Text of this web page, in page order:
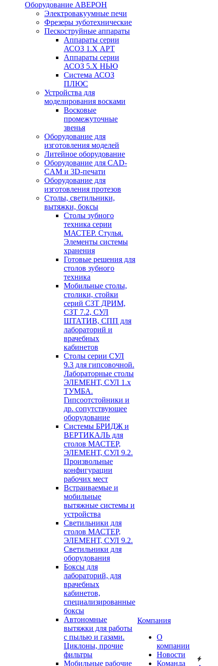
Оборудование АВЕРОН
Электровакуумные печи
Фрезеры зуботехнические
Пескоструйные аппараты
Аппараты серии
АСОЗ 1.Х АРТ
Аппараты серии
АСОЗ 5.Х НЬЮ
Система АСОЗ
ПЛЮС
Устройства для
моделирования восками
Восковые
промежуточные
звенья
Оборудование для
изготовления моделей
Литейное оборудование
Оборудование для CAD-
CAM и 3D-печати
Оборудование для
изготовления протезов
Cтолы, светильники,
вытяжки, боксы
Столы зубного
техника серии
МАСТЕР. Стулья.
Элементы системы
хранения
Готовые решения для
столов зубного
техника
Мобильные столы,
столики, стойки
серий СЗТ ДРИМ,
СЗТ 7.2, СУЛ
ШТАТИВ, СПП для
лабораторий и
врачебных
кабинетов
Столы серии СУЛ
9.3 для гипсовочной.
Лабораторные столы
ЭЛЕМЕНТ, СУЛ 1.х
ТУМБА.
Гипсоотстойники и
др. сопутствующее
оборудование
Системы БРИДЖ и
ВЕРТИКАЛЬ для
столов МАСТЕР,
ЭЛЕМЕНТ, СУЛ 9.2.
Произвольные
конфигурации
рабочих мест
Встраиваемые и
мобильные
вытяжные системы и
устройства
Светильники для
столов МАСТЕР,
ЭЛЕМЕНТ, СУЛ 9.2.
Светильники для
оборудования
Боксы для
лабораторий, для
врачебных
кабинетов,
специализированные
боксы
Автономные
вытяжки для работы
с пылью и газами.
Циклоны, прочие
фильтры
Мобильные рабочие
Компания
О
компании
Новости
Команда